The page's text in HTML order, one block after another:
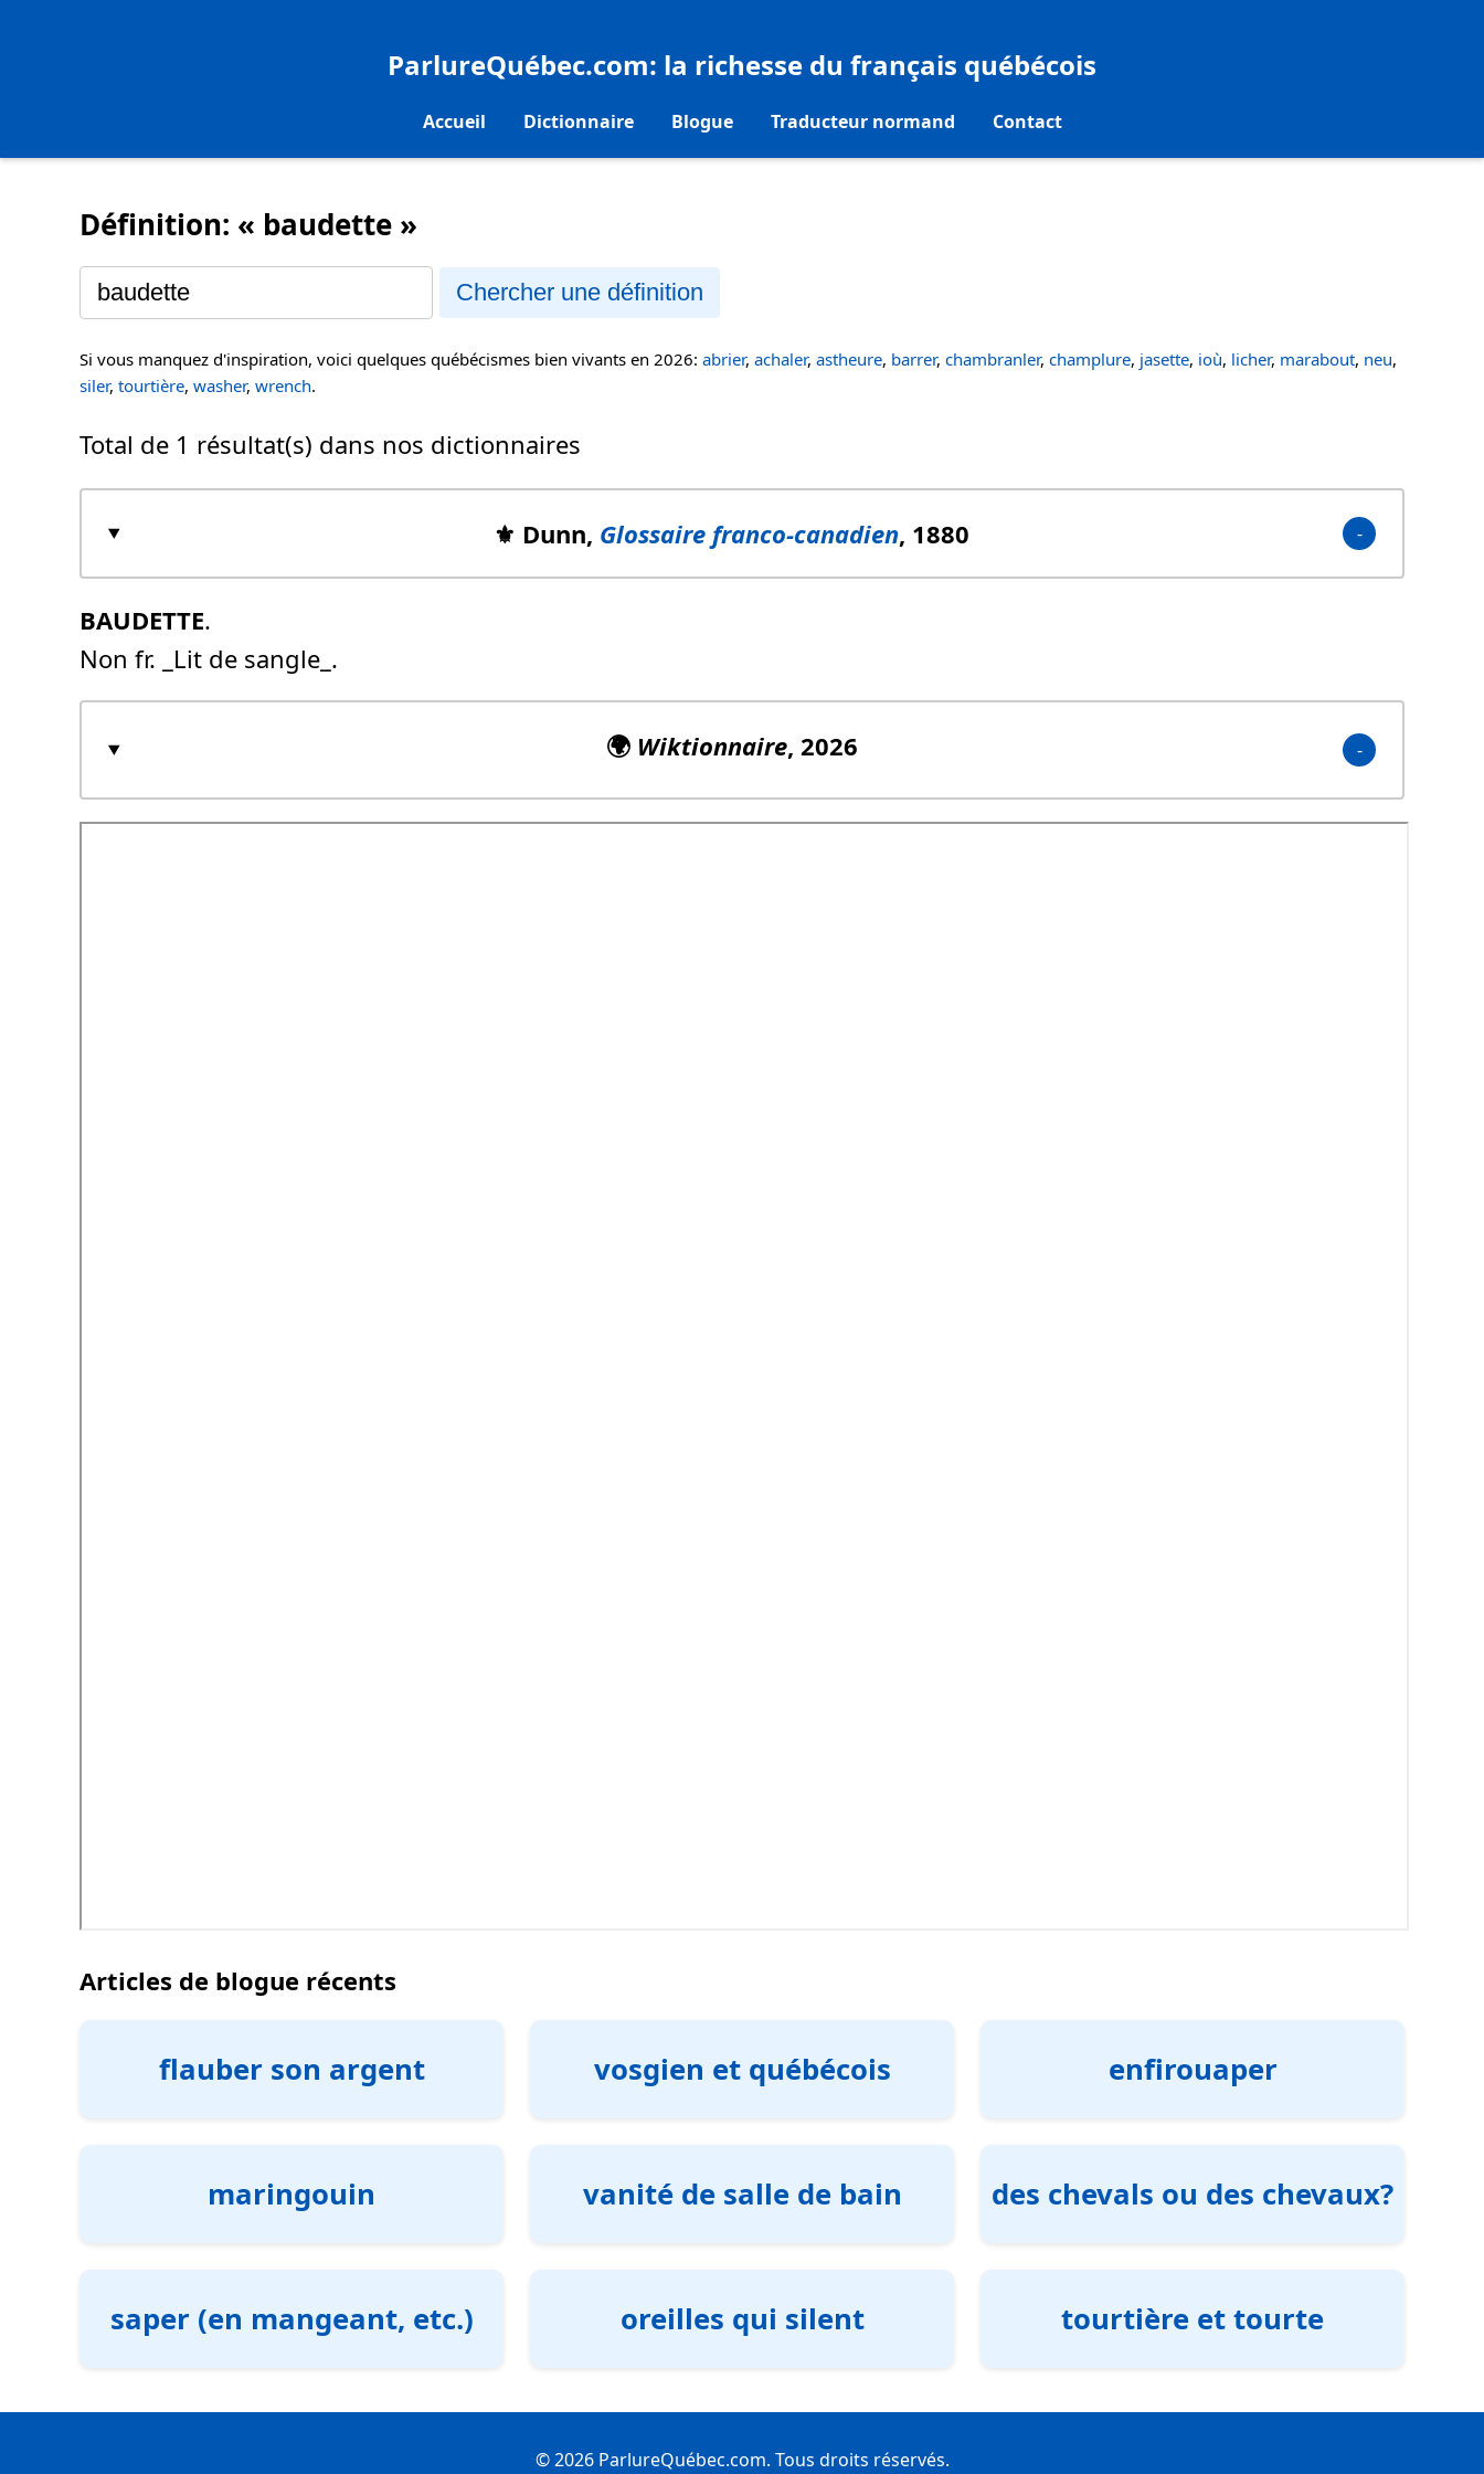
ParlureQuébec.com: la richesse du français québécois
Accueil Dictionnaire Blogue Traducteur normand Contact
Définition: « baudette »
Chercher une définition
Si vous manquez d'inspiration, voici quelques québécismes bien vivants en 2026: abrier, achaler, astheure, barrer, chambranler, champlure, jasette, ioù, licher, marabout, neu,
siler, tourtière, washer, wrench.
Total de 1 résultat(s) dans nos dictionnaires
⚜️ Dunn, Glossaire franco-canadien, 1880
BAUDETTE.
Non fr. _Lit de sangle_.
🌍 Wiktionnaire, 2026
Articles de blogue récents
flauber son argent vosgien et québécois enfirouaper
maringouin vanité de salle de bain des chevals ou des chevaux?
saper (en mangeant, etc.) oreilles qui silent tourtière et tourte
© 2026 ParlureQuébec.com. Tous droits réservés.